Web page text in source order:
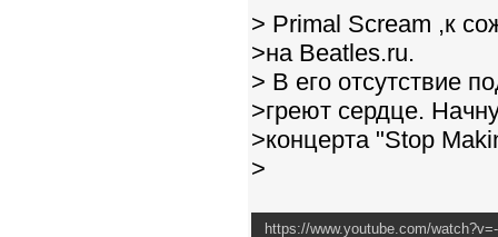
> Primal Scream ,к
>на Beatles.ru.
> В его отсутствие
>греют сердце.
>концерта "Stop
>
https://www.youtube.com/